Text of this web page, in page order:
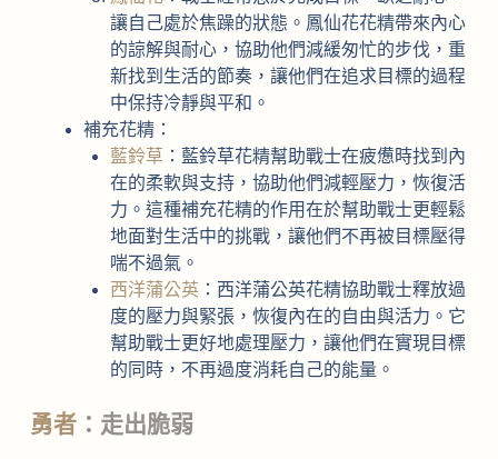
讓自己處於焦躁的狀態。鳳仙花花精帶來內心
的諒解與耐心，協助他們減緩匆忙的步伐，重
新找到生活的節奏，讓他們在追求目標的過程
中保持冷靜與平和。
補充花精：
藍鈴草 ：藍鈴草花精幫助戰士在疲憊時找到內
在的柔軟與支持，協助他們減輕壓力，恢復活
力。這種補充花精的作用在於幫助戰士更輕鬆
地面對生活中的挑戰，讓他們不再被目標壓得
喘不過氣。
西洋蒲公英：西洋蒲公英花精協助戰士釋放過
度的壓力與緊張，恢復內在的自由與活力。它
幫助戰士更好地處理壓力，讓他們在實現目標
的同時，不再過度消耗自己的能量。
勇者：走出脆弱